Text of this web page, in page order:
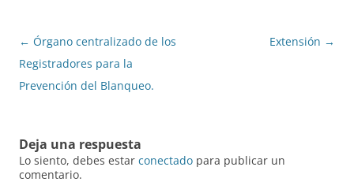
Navegación
de
entradas
← Órgano centralizado de los
Registradores para la
Prevención del Blanqueo.
Extensión →
Deja una respuesta
Lo siento, debes estar conectado para publicar un
comentario.